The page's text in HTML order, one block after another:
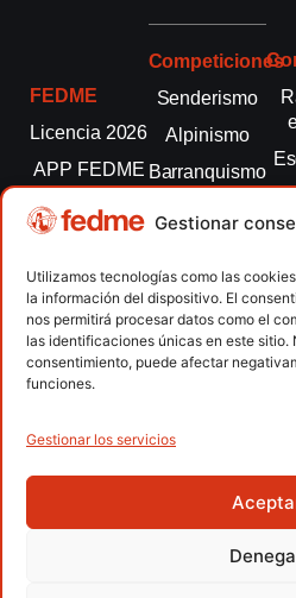
Gestionar
Utilizamos tecnologías como las
la información del dispositivo. El
nos permitirá procesar datos como el
las identificaciones únicas en este sitio.
consentimiento, puede afectar
funciones.
Gestionar los servicios
FEDME
Licencia 2026
APP FEDME
Transparencia
autonómicas
Clubes
Contacto
Competiciones
Senderismo
Alpinismo
Barranquismo
montaña
Escalada
Escalada
paralimpica
Copyright © 2026 Federación
Montaña y Escalada |